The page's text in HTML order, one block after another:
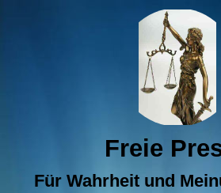
Freie
Für Wahrheit und